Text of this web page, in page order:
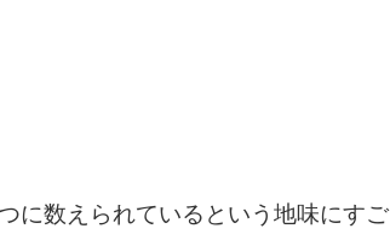
に数えられているという地味にすご